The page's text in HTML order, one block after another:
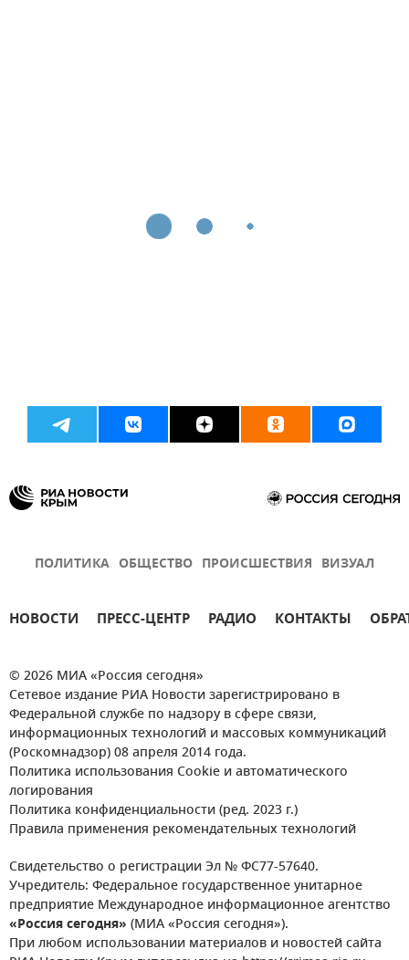
ПОЛИТИКА ОБЩЕСТВО ПРОИСШЕСТВИЯ ВИЗУАЛ
НОВОСТИ ПРЕСС-ЦЕНТР РАДИО КОНТАКТЫ
© 2026 МИА «Россия сегодня»
Сетевое издание РИА Новости зарегистрировано в
Федеральной службе по надзору в сфере связи,
информационных технологий и массовых коммуникаций
(Роскомнадзор) 08 апреля 2014 года.
Политика использования Cookie и автоматического
логирования
Политика конфиденциальности (ред. 2023 г.)
Правила применения рекомендательных технологий
Свидетельство о регистрации Эл № ФС77-57640.
Учредитель: Федеральное государственное унитарное
предприятие Международное информационное агентство
«Россия сегодня» (МИА «Россия сегодня»).
При любом использовании материалов и новостей сайта